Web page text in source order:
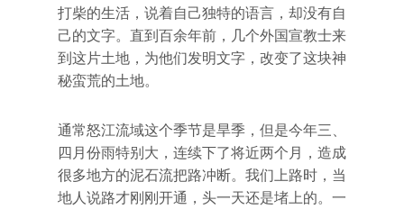
打柴的生活，说着自己独特的语言，却没有自
己的文字。直到百余年前，几个外国宣教士来
到这片土地，为他们发明文字，改变了这块神
秘蛮荒的土地。
通常怒江流域这个季节是旱季，但是今年三、
四月份雨特别大，连续下了将近两个月，造成
很多地方的泥石流把路冲断。我们上路时，当
地人说路才刚刚开通，头一天还是堵上的。一